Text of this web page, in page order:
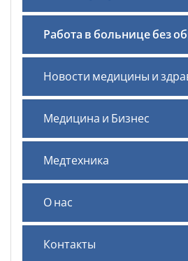
Работа в больнице без
Новости медицины и
Медицина и Бизнес
Медтехника
О нас
Контакты